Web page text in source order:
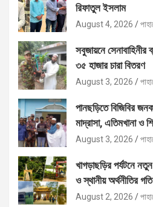
রিফাতুল ইসলাম
August 4, 2026
সবুজায়নে
৩৫ হাজার চারা বিতরণ
August 3, 2026
পানছড়িতে বিজিবির
মাদ্রাসা, এতিমখানা ও
বিতরণ
August 3, 2026
খাগড়াছড়ির পর্যটনে
ও স্থানীয় অর্থনীতির গতি
August 2, 2026